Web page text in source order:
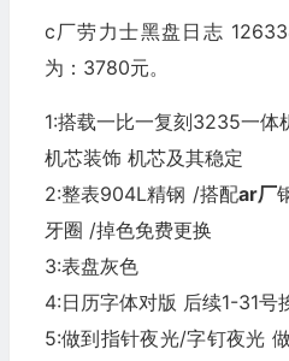
c厂劳力士黑盘日志
为：3780元。
1:搭载一比一复刻3235一
机芯装饰 机芯及其稳定
2:整表904L精钢 /搭配ar厂
牙圈 /掉色免费更换
3:表盘灰色
4:日历字体对版 后续1-31号
5:做到指针夜光/字钉夜光